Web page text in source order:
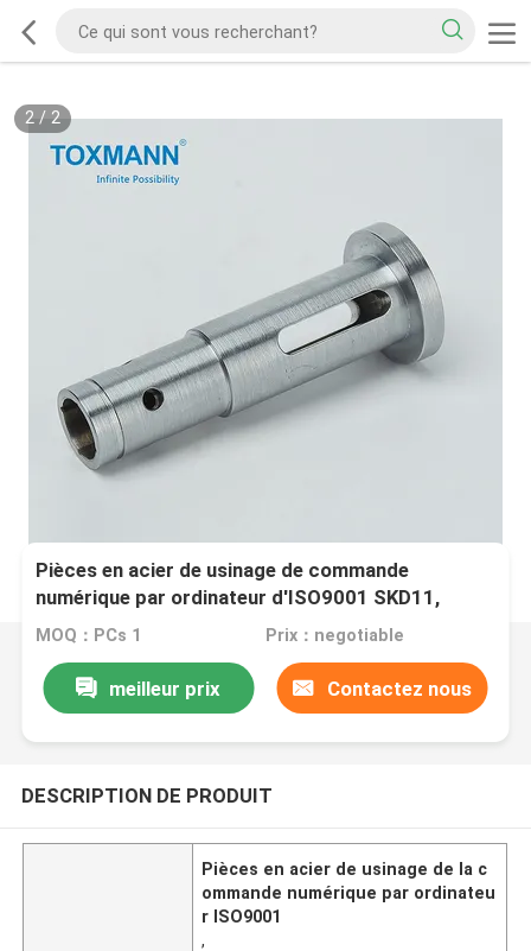
2/ 2
Pièces en acier de usinage de commande
numérique par ordinateur d'ISO9001 SKD11,
composants durables de tour de commande
MOQ：PCs 1 Prix：negotiable
meilleur prix Contactez nous
DESCRIPTION DE PRODUIT
Pièces en acier de usinage de la c
ommande numérique par ordinateu
r ISO9001
,